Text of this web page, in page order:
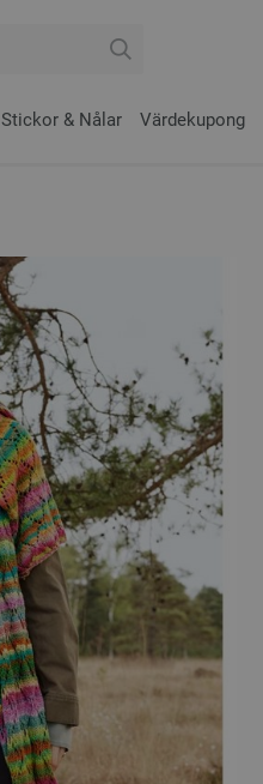
Stickor & Nålar Värdekupong